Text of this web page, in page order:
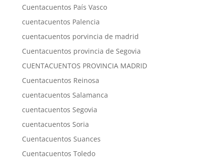
Cuentacuentos País Vasco
cuentacuentos Palencia
cuentacuentos porvincia de madrid
Cuentacuentos provincia de Segovia
CUENTACUENTOS PROVINCIA MADRID
Cuentacuentos Reinosa
cuentacuentos Salamanca
cuentacuentos Segovia
cuentacuentos Soria
Cuentacuentos Suances
Cuentacuentos Toledo